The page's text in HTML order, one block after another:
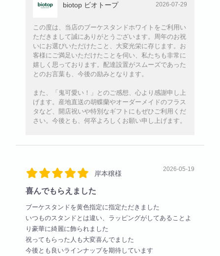
biotop ビオトープ 2026-07-29
この度は、当店のブーケスタンドホワイトをご利用い
ただきまして誠にありがとうございます。周年のお祝
いにお選びいただけたこと、大変光栄に存じます。お
客様にご満足いただけたことを伺い、私たちも非常に
嬉しく思っております。配達設置がスムーズであった
とのお言葉も、今後の励みとなります。
また、「鬼可愛い！」とのご感想、心より感謝申し上
げます。産地直送の胡蝶蘭やオーダーメイドのフラス
タなど、開店祝いや特別なギフトにもぜひご利用くだ
さい。今後とも、何卒よろしくお願い申し上げます。
岸本穣様
2026-05-19
喜んでもらえました
ブーケスタンドを黄色指定に指定ただきました
いつものスタンドとは違い、ラッピングがしてあることよ
り豪華に綺麗に飾られました
祝ってもらった人も大変喜んでました
今後とも良いラインナップを期待しています